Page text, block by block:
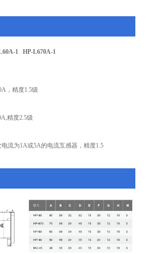
1 HP-L670A-1
，精度1.5级
精度2.5级
流为1A或5A的电流互感器，精度1.5